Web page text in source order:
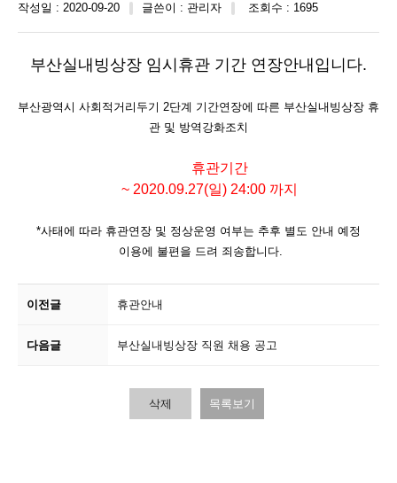
작성일 : 2020-09-20 글쓴이 : 관리자 조회수 : 1695
부산실내빙상장 임시휴관 기간 연장안내입니다.
부산광역시 사회적거리두기 2단계 기간연장에 따른 부산실내빙상장 휴
관 및 방역강화조치
휴관기간
~ 2020.09.27(일) 24:00 까지
*사태에 따라 휴관연장 및 정상운영 여부는 추후 별도 안내 예정
이용에 불편을 드려 죄송합니다.
이전글 휴관안내
다음글 부산실내빙상장 직원 채용 공고
삭제 목록보기